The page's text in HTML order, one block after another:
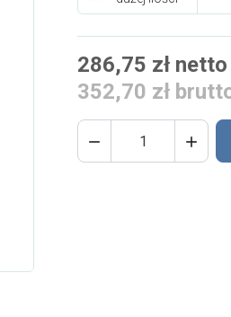
286,75 zł netto
352,70 zł
 